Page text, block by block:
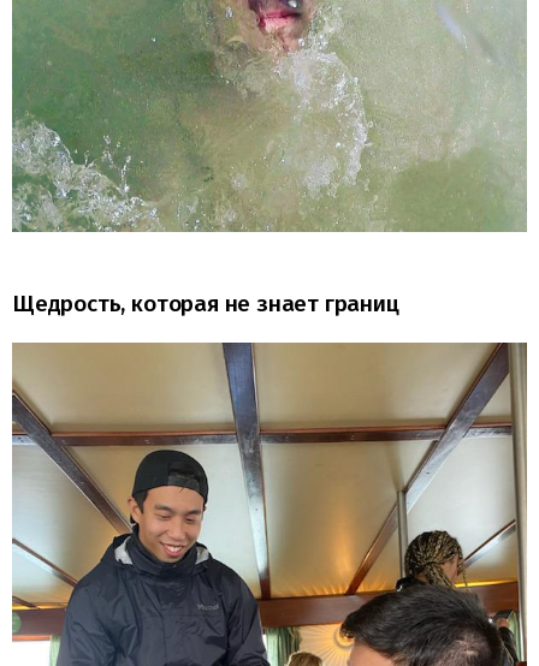
Щедрость, которая не знает границ